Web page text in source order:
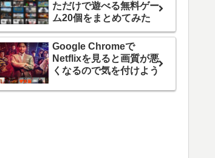
ただけで遊べる無料ゲー
ム20個をまとめてみた
Google Chromeで
Netflixを見ると画質が悪
くなるので気を付けよう